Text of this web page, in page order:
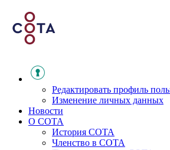
Редактировать профиль
Изменение личных данных
Новости
О СОТА
История СОТА
Членство в СОТА